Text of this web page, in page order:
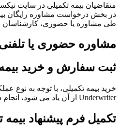
متقاضیان بیمه تکمیلی در سایت
در بخش درخواست مشاوره رایگان
طی مشاوره یا حضوری، کارشناسان
مشاوره حضوری یا تلفنی
ثبت سفارش و خرید
خرید بیمه تکمیلی، با توجه به
Underwriter از آن یاد می شود، انجام شود تا امکان صدور بیمه نامه یا عدم صدور آن حاصل شود.
تکمیل فرم پیشنهاد بیمه